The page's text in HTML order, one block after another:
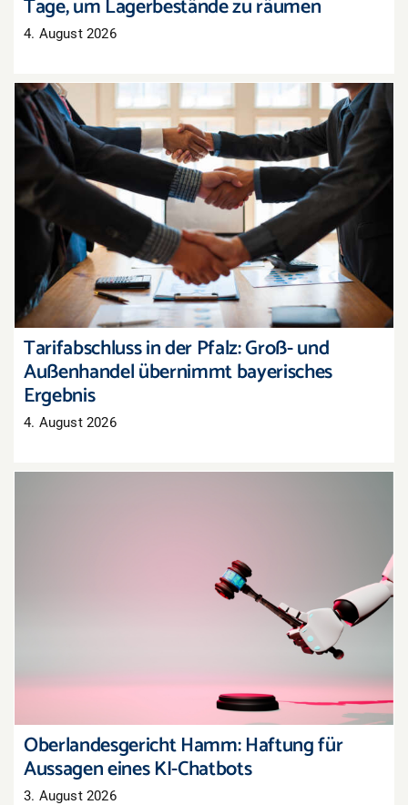
Tage, um Lagerbestände zu räumen
4. August 2026
Tarifabschluss in der Pfalz: Groß- und
Außenhandel übernimmt bayerisches Ergebnis
Tarifabschluss in der Pfalz: Groß- und
Außenhandel übernimmt bayerisches
Ergebnis
4. August 2026
Oberlandesgericht Hamm: Haftung für
Aussagen eines KI-Chatbots
Oberlandesgericht Hamm: Haftung für
Aussagen eines KI-Chatbots
3. August 2026